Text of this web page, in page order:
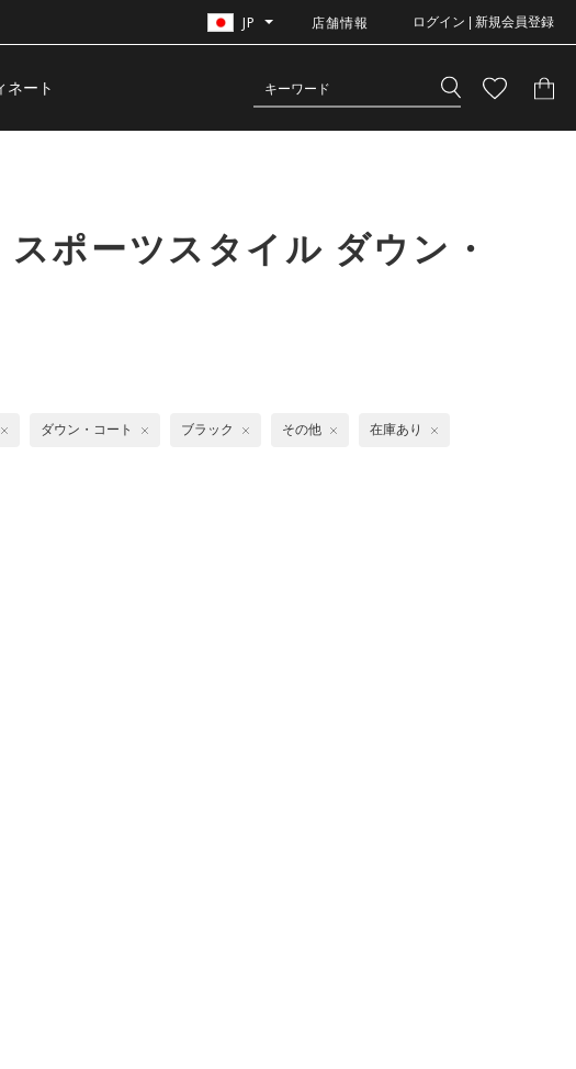
JP 店舗情報 ログイン | 新規会員登録
ネート
ポーツスタイル ダウン・
ダウン・コート ブラック その他 在庫あり